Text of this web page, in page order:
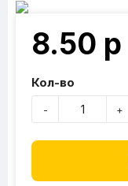
8.50 р
Кол-во
- +